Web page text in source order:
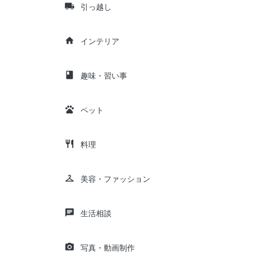
local_shipping 引っ越し
home インテリア
class 趣味・習い事
pets ペット
restaurant 料理
checkroom 美容・ファッション
chat 生活相談
camera_alt 写真・動画制作